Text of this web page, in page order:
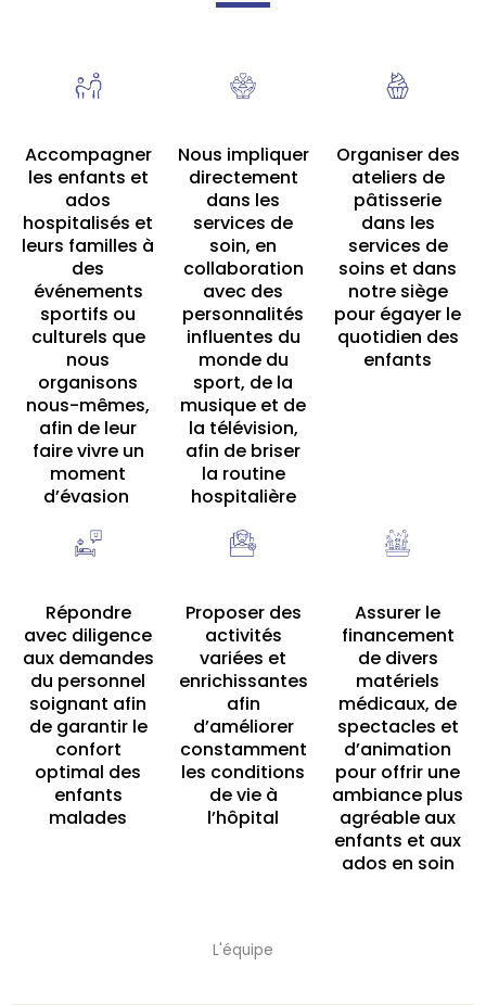
Accompagner
les enfants et
ados
hospitalisés et
leurs familles à
des
événements
sportifs ou
culturels que
nous
organisons
nous-mêmes,
afin de leur
faire vivre un
moment
d’évasion
Nous impliquer
directement
dans les
services de
soin, en
collaboration
avec des
personnalités
influentes du
monde du
sport, de la
musique et de
la télévision,
afin de briser
la routine
hospitalière
Organiser des
ateliers de
pâtisserie
dans les
services de
soins et dans
notre siège
pour égayer le
quotidien des
enfants
Répondre
avec diligence
aux demandes
du personnel
soignant afin
de garantir le
confort
optimal des
enfants
malades
Proposer des
activités
variées et
enrichissantes
afin
d’améliorer
constamment
les conditions
de vie à
l’hôpital
Assurer le
financement
de divers
matériels
médicaux, de
spectacles et
d’animation
pour offrir une
ambiance plus
agréable aux
enfants et aux
ados en soin
L'équipe